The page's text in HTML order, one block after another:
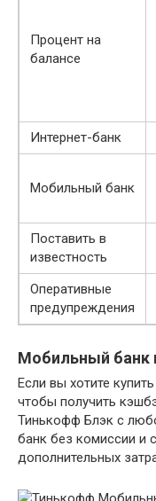
Процент на
балансе
Интернет-банк
Мобильный банк
Поставить в
известность
Оперативные
предупреждения
Мобильный банк
Если вы хотите
чтобы получить
Тинькофф Блэк с
банк без комиссии и
дополнительных